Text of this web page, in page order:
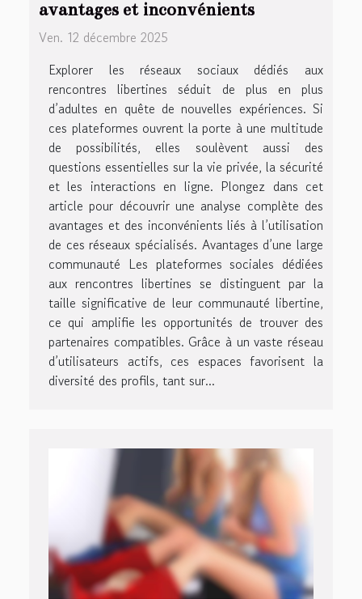
avantages et inconvénients
Ven. 12 décembre 2025
Explorer les réseaux sociaux dédiés aux
rencontres libertines séduit de plus en plus
d’adultes en quête de nouvelles expériences. Si
ces plateformes ouvrent la porte à une multitude
de possibilités, elles soulèvent aussi des
questions essentielles sur la vie privée, la sécurité
et les interactions en ligne. Plongez dans cet
article pour découvrir une analyse complète des
avantages et des inconvénients liés à l’utilisation
de ces réseaux spécialisés. Avantages d’une large
communauté Les plateformes sociales dédiées
aux rencontres libertines se distinguent par la
taille significative de leur communauté libertine,
ce qui amplifie les opportunités de trouver des
partenaires compatibles. Grâce à un vaste réseau
d’utilisateurs actifs, ces espaces favorisent la
diversité des profils, tant sur...